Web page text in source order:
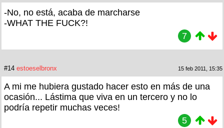
-No, no está, acaba de marcharse
-WHAT THE FUCK?!
7
#14 estoeselbronx 15 feb 2011, 15:35
A mi me hubiera gustado hacer esto en más de una
ocasión... Lástima que viva en un tercero y no lo
podría repetir muchas veces!
5